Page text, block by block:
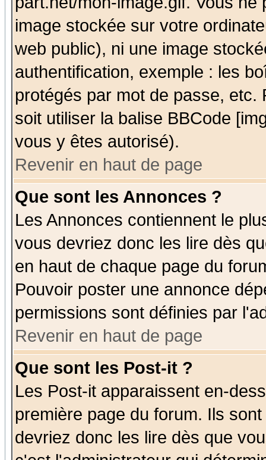
image stockée sur votre
web public), ni une image
authentification, exemple : les
protégés par mot de passe,
soit utiliser la balise BBCode
vous y êtes autorisé).
Revenir en haut de page
Que sont les Annonces ?
Les Annonces contiennent le
vous devriez donc les lire dès
en haut de chaque page du
Pouvoir poster une annonce
permissions sont définies par
Revenir en haut de page
Que sont les Post-it ?
Les Post-it apparaissent en-
première page du forum. Ils
devriez donc les lire dès que